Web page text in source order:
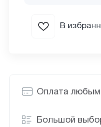
Оплата
Большой
В